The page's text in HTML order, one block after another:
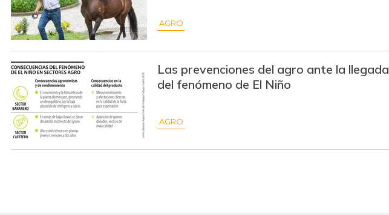
AGRO
Las prevenciones del agro ante la llegada
del fenómeno de El Niño
AGRO